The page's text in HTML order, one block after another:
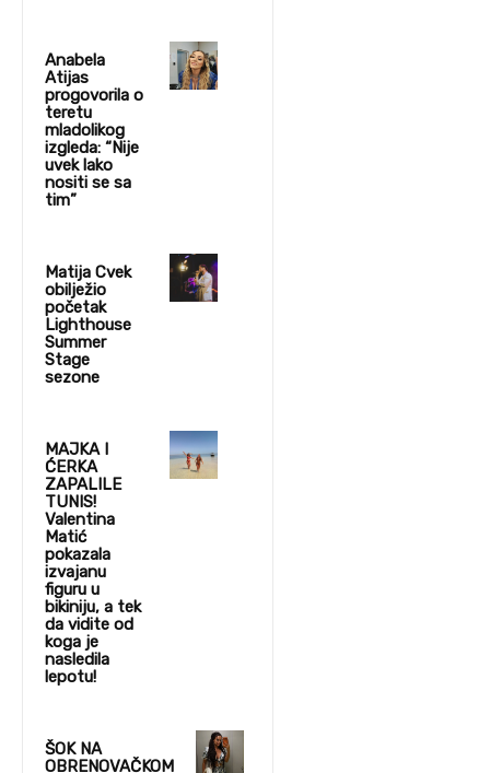
Anabela
Atijas
progovorila o
teretu
mladolikog
izgleda: “Nije
uvek lako
nositi se sa
tim”
Matija Cvek
obilježio
početak
Lighthouse
Summer
Stage
sezone
MAJKA I
ĆERKA
ZAPALILE
TUNIS!
Valentina
Matić
pokazala
izvajanu
figuru u
bikiniju, a tek
da vidite od
koga je
nasledila
lepotu!
ŠOK NA
OBRENOVAČKOM